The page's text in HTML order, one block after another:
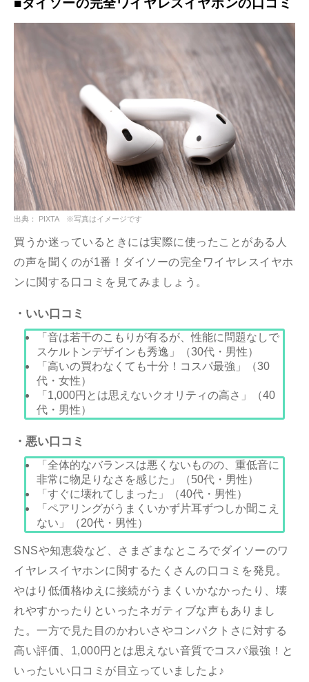
出典： PIXTA ※写真はイメージです
買うか迷っているときには実際に使ったことがある人
の声を聞くのが1番！ダイソーの完全ワイヤレスイヤホ
ンに関する口コミを見てみましょう。
・いい口コミ
「音は若干のこもりが有るが、性能に問題なしで
スケルトンデザインも秀逸」（30代・男性）
「高いの買わなくても十分！コスパ最強」（30
代・女性）
「1,000円とは思えないクオリティの高さ」（40
代・男性）
・悪い口コミ
「全体的なバランスは悪くないものの、重低音に
非常に物足りなさを感じた」（50代・男性）
「すぐに壊れてしまった」（40代・男性）
「ペアリングがうまくいかず片耳ずつしか聞こえ
ない」（20代・男性）
SNSや知恵袋など、さまざまなところでダイソーのワ
イヤレスイヤホンに関するたくさんの口コミを発見。
やはり低価格ゆえに接続がうまくいかなかったり、壊
れやすかったりといったネガティブな声もありまし
た。一方で見た目のかわいさやコンパクトさに対する
高い評価、1,000円とは思えない音質でコスパ最強！と
いったいい口コミが目立っていましたよ♪